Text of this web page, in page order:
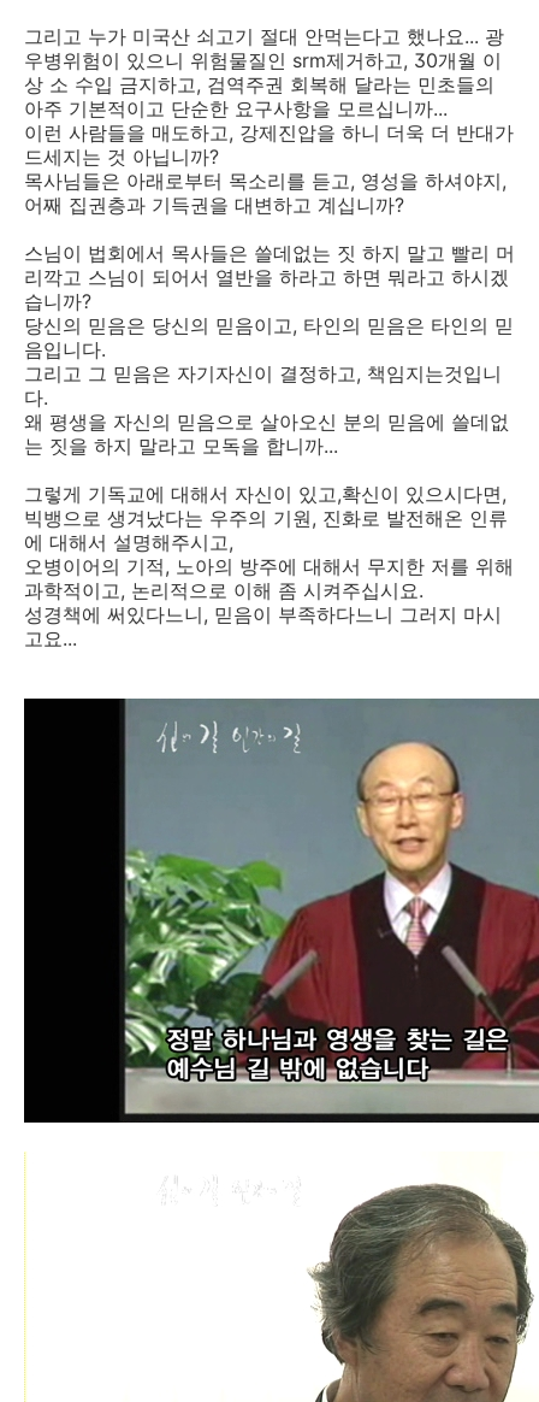
그리고 누가 미국산 쇠고기 절대 안먹는다고 했나요... 광
우병위험이 있으니 위험물질인 srm제거하고, 30개월 이
상 소 수입 금지하고, 검역주권 회복해 달라는 민초들의
아주 기본적이고 단순한 요구사항을 모르십니까...
이런 사람들을 매도하고, 강제진압을 하니 더욱 더 반대가
드세지는 것 아닙니까?
목사님들은 아래로부터 목소리를 듣고, 영성을 하셔야지,
어째 집권층과 기득권을 대변하고 계십니까?
스님이 법회에서 목사들은 쓸데없는 짓 하지 말고 빨리 머
리깍고 스님이 되어서 열반을 하라고 하면 뭐라고 하시겠
습니까?
당신의 믿음은 당신의 믿음이고, 타인의 믿음은 타인의 믿
음입니다.
그리고 그 믿음은 자기자신이 결정하고, 책임지는것입니
다.
왜 평생을 자신의 믿음으로 살아오신 분의 믿음에 쓸데없
는 짓을 하지 말라고 모독을 합니까...
그렇게 기독교에 대해서 자신이 있고,확신이 있으시다면,
빅뱅으로 생겨났다는 우주의 기원, 진화로 발전해온 인류
에 대해서 설명해주시고,
오병이어의 기적, 노아의 방주에 대해서 무지한 저를 위해
과학적이고, 논리적으로 이해 좀 시켜주십시요.
성경책에 써있다느니, 믿음이 부족하다느니 그러지 마시
고요...